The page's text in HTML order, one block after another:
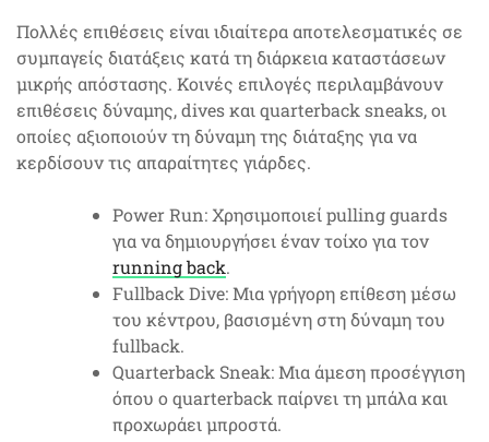
Πολλές επιθέσεις είναι ιδιαίτερα αποτελεσματικές σε
συμπαγείς διατάξεις κατά τη διάρκεια καταστάσεων
μικρής απόστασης. Κοινές επιλογές περιλαμβάνουν
επιθέσεις δύναμης, dives και quarterback sneaks, οι
οποίες αξιοποιούν τη δύναμη της διάταξης για να
κερδίσουν τις απαραίτητες γιάρδες.
Power Run: Χρησιμοποιεί pulling guards
για να δημιουργήσει έναν τοίχο για τον
running back.
Fullback Dive: Μια γρήγορη επίθεση μέσω
του κέντρου, βασισμένη στη δύναμη του
fullback.
Quarterback Sneak: Μια άμεση προσέγγιση
όπου ο quarterback παίρνει τη μπάλα και
προχωράει μπροστά.